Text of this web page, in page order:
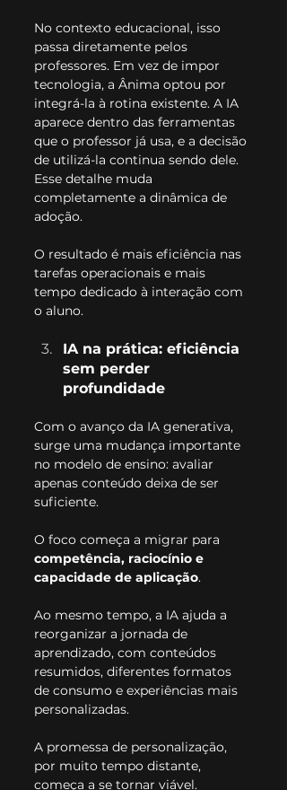
No contexto educacional, isso
passa diretamente pelos
professores. Em vez de impor
tecnologia, a Ânima optou por
integrá-la à rotina existente. A IA
aparece dentro das ferramentas
que o professor já usa, e a decisão
de utilizá-la continua sendo dele.
Esse detalhe muda
completamente a dinâmica de
adoção.
O resultado é mais eficiência nas
tarefas operacionais e mais
tempo dedicado à interação com
o aluno.
IA na prática: eficiência
sem perder
profundidade
Com o avanço da IA generativa,
surge uma mudança importante
no modelo de ensino: avaliar
apenas conteúdo deixa de ser
suficiente.
O foco começa a migrar para
competência, raciocínio e
capacidade de aplicação.
Ao mesmo tempo, a IA ajuda a
reorganizar a jornada de
aprendizado, com conteúdos
resumidos, diferentes formatos
de consumo e experiências mais
personalizadas.
A promessa de personalização,
por muito tempo distante,
começa a se tornar viável.